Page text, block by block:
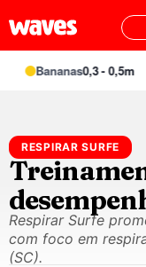
Bananas0,3 - 0,5m
RESPIRAR SURFE
Respirar Surfe
com foco em
(SC).